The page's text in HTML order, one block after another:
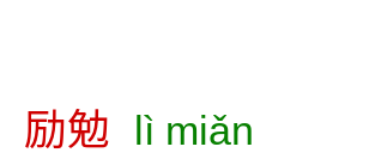
励勉 lì miǎn